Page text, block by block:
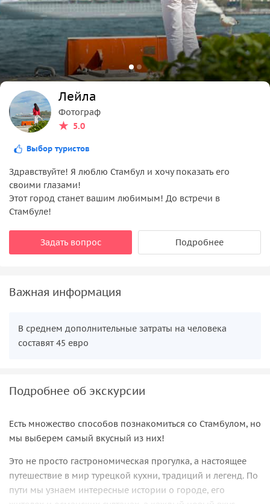
Лейла
Фотограф
5.0
Выбор туристов
Здравствуйте! Я люблю Стамбул и хочу показать его
своими глазами!
Этот город станет вашим любимым! До встречи в
Стамбуле!
Задать вопрос Подробнее
Важная информация
В среднем дополнительные затраты на человека
составят 45 евро
Подробнее об экскурсии
Есть множество способов познакомиться со Стамбулом, но
мы выберем самый вкусный из них!
Это не просто гастрономическая прогулка, а настоящее
путешествие в мир турецкой кухни, традиций и легенд. По
пути мы узнаем интересные истории о городе, его